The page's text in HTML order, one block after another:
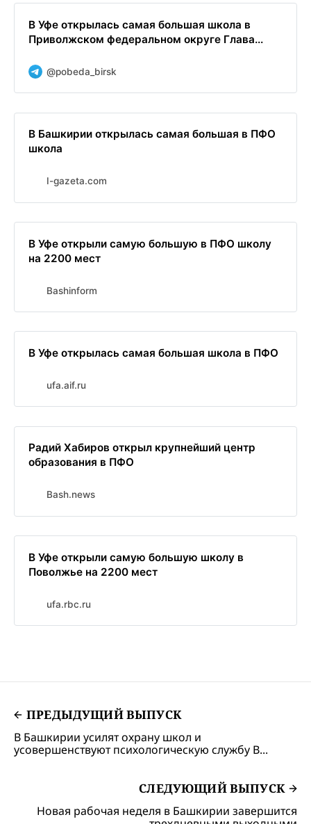
В Уфе открылась самая большая школа в
Приволжском федеральном округе Глава...
@pobeda_birsk
В Башкирии открылась самая большая в ПФО
школа
I-gazeta.com
В Уфе открыли самую большую в ПФО школу
на 2200 мест
Bashinform
В Уфе открылась самая большая школа в ПФО
ufa.aif.ru
Радий Хабиров открыл крупнейший центр
образования в ПФО
Bash.news
В Уфе открыли самую большую школу в
Поволжье на 2200 мест
ufa.rbc.ru
ПРЕДЫДУЩИЙ ВЫПУСК
В Башкирии усилят охрану школ и
усовершенствуют психологическую службу В...
СЛЕДУЮЩИЙ ВЫПУСК
Новая рабочая неделя в Башкирии завершится